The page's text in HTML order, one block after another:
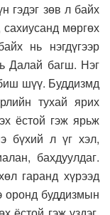
гэдэг зөв л байх
мөргөх
нь нэгдүгээр
Далай багш. Нэг
шүү. Буддизмд
тухай ярих
ёстой гэж ярьж
бүхий л үг хэл,
бахдуулдаг.
гаранд хүрээд
оронд буддизмын